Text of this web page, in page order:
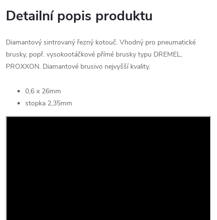
Detailní popis produktu
Diamantový sintrovaný řezný kotouč. Vhodný pro pneumatické
brusky, popř. vysokootáčkové přímé brusky typu DREMEL,
PROXXON. Diamantové brusivo nejvyšší kvality.
0,6 x 26mm
stopka 2,35mm